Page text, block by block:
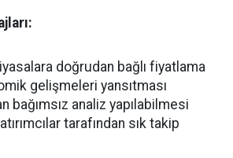
doğrudan bağlı fiyatlama
gelişmeleri yansıtması
bağımsız analiz yapılabilmesi
tarafından sık takip